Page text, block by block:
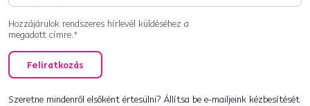
Hozzájárulok rendszeres hírlevél küldéséhez a
megadott címre.*
Feliratkozás
Szeretne mindenről elsőként értesülni? Állítsa be e-mailjeink kézbesítését